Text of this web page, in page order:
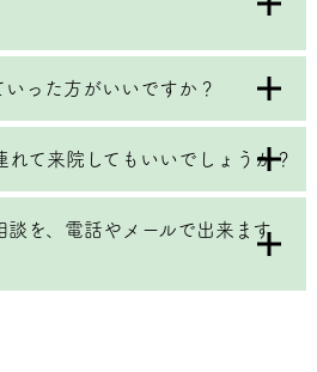
いった方がいいですか？
れて来院してもいいでしょうか？
談を、電話やメールで出来ます